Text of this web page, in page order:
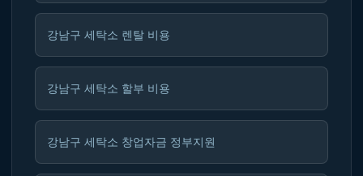
강남구 세탁소 렌탈 비용
강남구 세탁소 할부 비용
강남구 세탁소 창업자금 정부지원